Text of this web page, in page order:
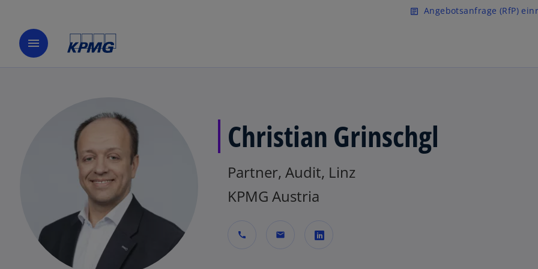
Zurück zur Inhaltsseite
article Angebotsanfrage (RfP)
menu
Christian Grinschgl
Partner, Audit, Linz
KPMG Austria
call mail